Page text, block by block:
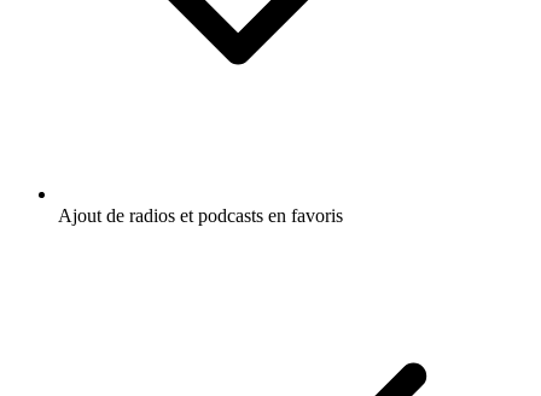
Ajout de radios et podcasts en favoris